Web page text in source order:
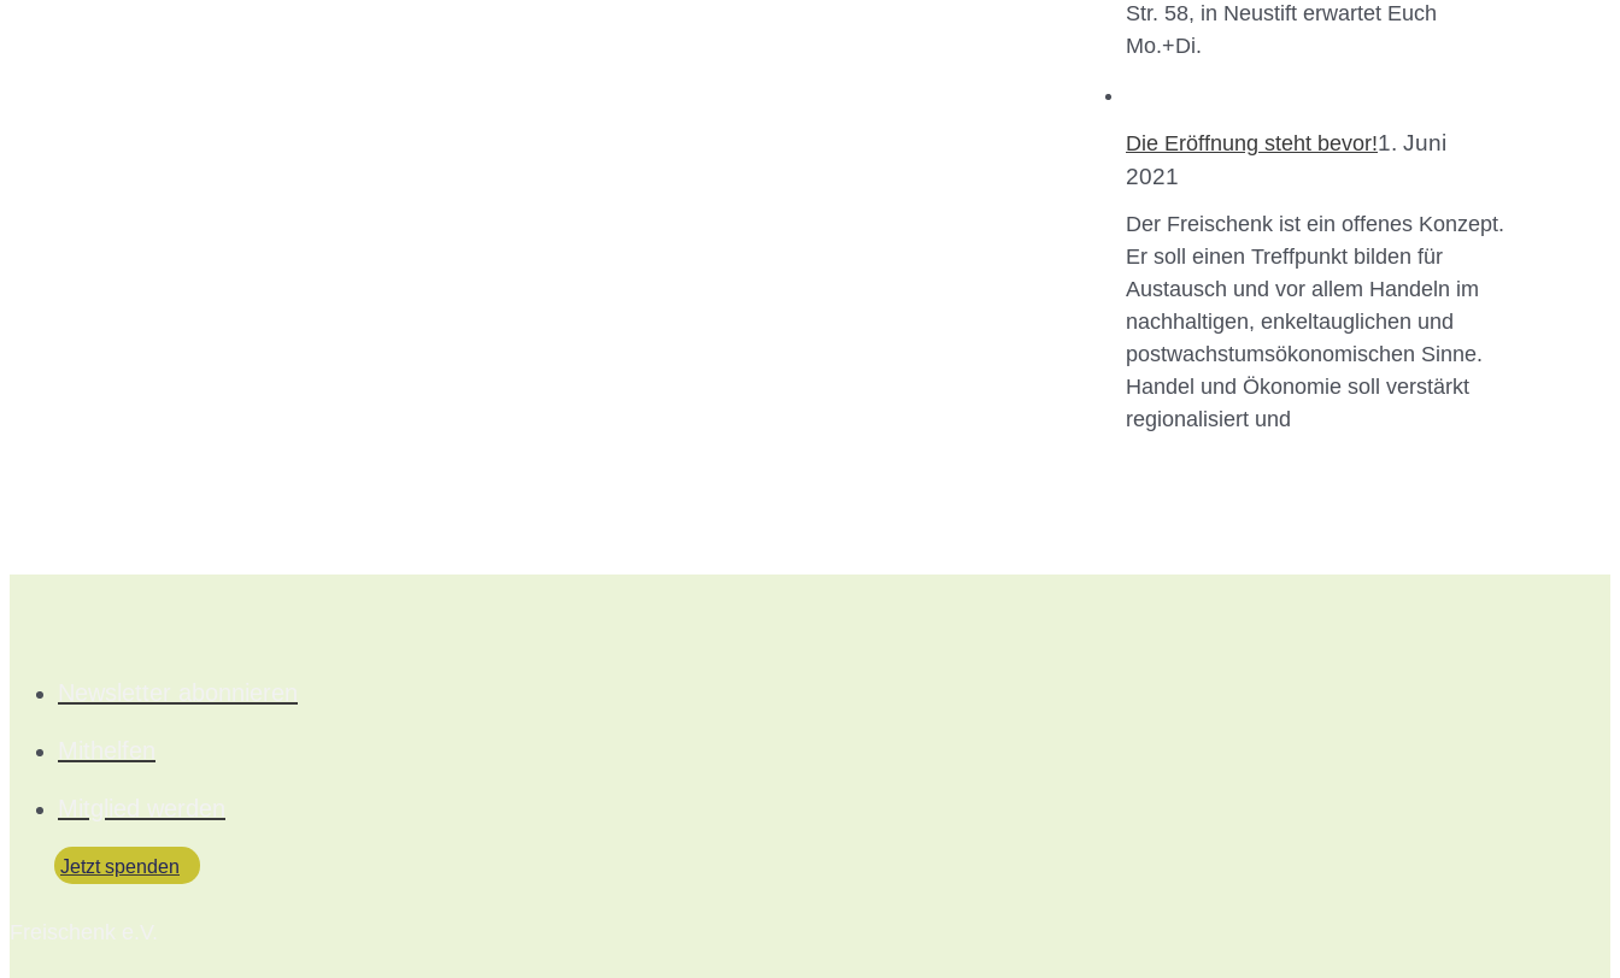
Str. 58, in Neustift erwartet Euch
Mo.+Di.
Die Eröffnung steht bevor!1. Juni
2021
Der Freischenk ist ein offenes Konzept.
Er soll einen Treffpunkt bilden für
Austausch und vor allem Handeln im
nachhaltigen, enkeltauglichen und
postwachstumsökonomischen Sinne.
Handel und Ökonomie soll verstärkt
regionalisiert und
Newsletter abonnieren
Mithelfen
Mitglied werden
Jetzt spenden
Freischenk e.V.